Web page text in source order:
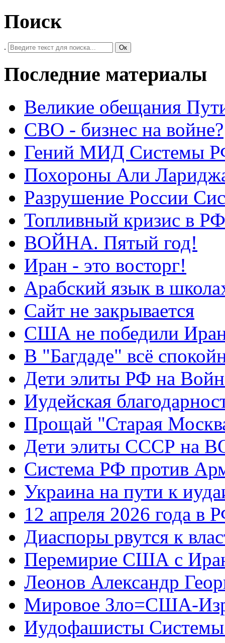
Поиск
. Ок
Последние материалы
Великие обещания
СВО - бизнес на войне?
Гений МИД Системы
Похороны Али
Разрушение России
Топливный кризис в РФ
ВОЙНА. Пятый год!
Иран - это восторг!
Арабский язык в
Сайт не закрывается
США не победили
В "Багдаде" всё
Дети элиты РФ на
Иудейская
Прощай "Старая
Дети элиты СССР на
Система РФ против
Украина на пути к
12 апреля 2026 года в
Диаспоры рвутся к
Перемирие США с
Леонов Александр
Мировое Зло=США-
Иудофашисты